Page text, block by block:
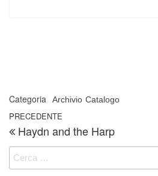
Categoria Archivio Catalogo
Navigazione articoli
Articolo precedente
PRECEDENTE
Haydn and the Harp
Ricerca per: